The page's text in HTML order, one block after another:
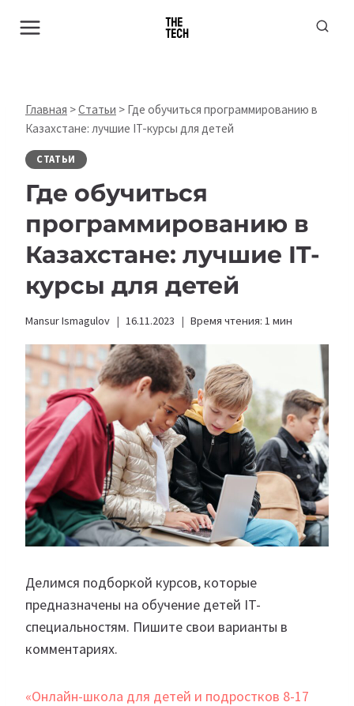
Главная >Статьи > Где обучиться программированию в
Казахстане: лучшие IT-курсы для детей
СТАТЬИ
Где обучиться
программированию в
Казахстане: лучшие IT-
курсы для детей
Mansur Ismagulov 16.11.2023 Время чтения: 1 мин
Делимся подборкой курсов, которые
предназначены на обучение детей IT-
специальностям. Пишите свои варианты в
комментариях.
«Онлайн-школа для детей и подростков 8-17